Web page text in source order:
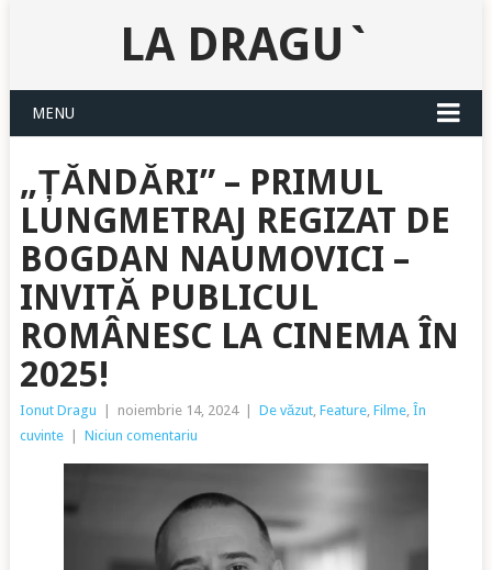
LA DRAGU`
MENU
„ȚĂNDĂRI” – PRIMUL
LUNGMETRAJ REGIZAT DE
BOGDAN NAUMOVICI –
INVITĂ PUBLICUL
ROMÂNESC LA CINEMA ÎN
2025!
Ionut Dragu noiembrie 14, 2024 De văzut, Feature, Filme, În
cuvinte
Niciun comentariu